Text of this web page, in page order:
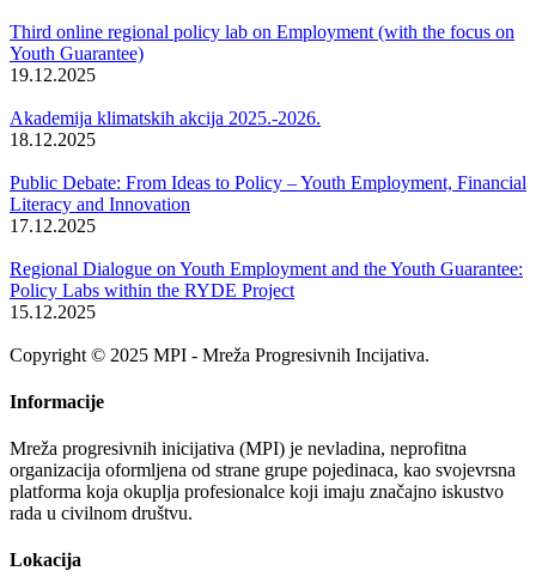
Third online regional policy lab on Employment (with the focus on
Youth Guarantee)
19.12.2025
Akademija klimatskih akcija 2025.-2026.
18.12.2025
Public Debate: From Ideas to Policy – Youth Employment, Financial
Literacy and Innovation
17.12.2025
Regional Dialogue on Youth Employment and the Youth Guarantee:
Policy Labs within the RYDE Project
15.12.2025
Copyright © 2025 MPI - Mreža Progresivnih Incijativa.
Informacije
Mreža progresivnih inicijativa (MPI) je nevladina, neprofitna
organizacija oformljena od strane grupe pojedinaca, kao svojevrsna
platforma koja okuplja profesionalce koji imaju značajno iskustvo
rada u civilnom društvu.
Lokacija